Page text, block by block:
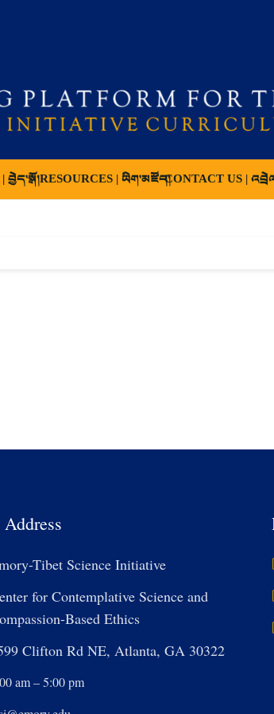
བྱེད་སྒོ།RESOURCES | ཡིག་མཛོད།CONTACT US |
Tibet Science Initiative
for Contemplative Science and
Based Ethics
Clifton Rd NE, Atlanta, GA 30322
am – 5:00 pm